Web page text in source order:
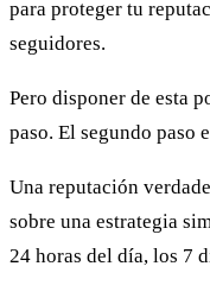
para proteger tu
seguidores.
Pero disponer de esta
paso. El segundo paso
Una reputación
sobre una estrategia
24 horas del día, los 7